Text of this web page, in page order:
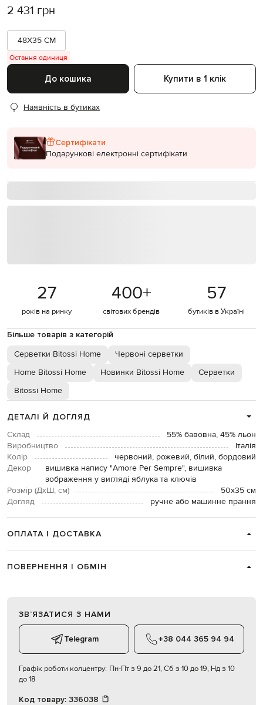
2 431 грн
48X35 CM
Остання одиниця
До кошика Купити в 1 клік
Наявність в бутиках
Сертифікати
Подарункові електронні сертифікати
27
років на ринку
400+
світових брендів
57
бутиків в Україні
Більше товарів з категорій
Серветки Bitossi Home
Червоні серветки
Home Bitossi Home
Новинки Bitossi Home
Серветки
Bitossi Home
ДЕТАЛІ Й ДОГЛЯД
Склад
55% бавовна, 45% льон
Виробництво
Італія
Колір
червоний, рожевий, білий, бордовий
Декор
вишивка напису "Amore Per Sempre", вишивка
зображення у вигляді яблука та ключів
Розмір (ДхШ, см)
50х35 см
Догляд
ручне або машинне прання
ОПЛАТА І ДОСТАВКА
ПОВЕРНЕННЯ І ОБМІН
ЗВʼЯЗАТИСЯ З НАМИ
Telegram +38 044 365 94 94
Графік роботи колцентру: Пн-Пт з 9 до 21, Сб з 10 до 19, Нд з 10
до 18
Код товару: 336038